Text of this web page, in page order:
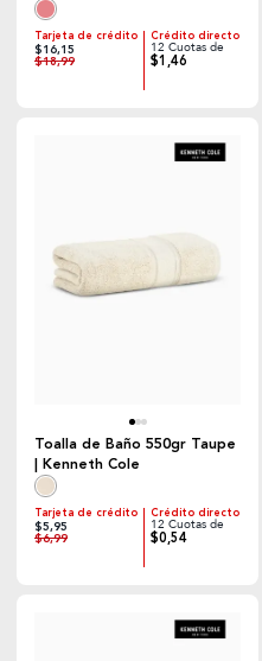
Tarjeta de crédito
$16,15
$18,99
Crédito directo
12 Cuotas de
$1,46
Toalla de Baño 550gr Taupe
| Kenneth Cole
Tarjeta de crédito
$5,95
$6,99
Crédito directo
12 Cuotas de
$0,54